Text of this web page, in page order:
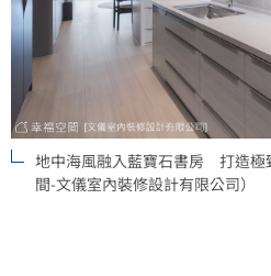
地中海風融入藍寶石書房 打造極
間-文儀室內裝修設計有限公司）